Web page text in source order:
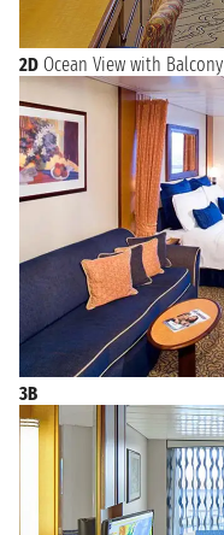
2D Ocean View with Balcony
3B